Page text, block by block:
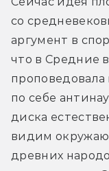
со
аргумент в
что в Средние
по себе
диска
видим
древних